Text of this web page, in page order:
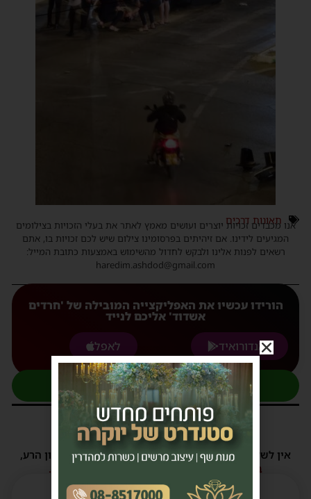
תאונות דרכים
אנו מכבדים זכויות יוצרים ועושים מאמץ לאתר את בעלי הזכויות בצילומים
המגיעים לידינו. אם זיהיתים בפרסומינו צילום שיש לכם זכויות בו, אתם
רשאים לפנות אלינו ולבקש לחדול מהשימוש באמצעות כתובת המייל:
haredim.ashdod@gmail.com
הורידו עכשיו את האפליקצייה המובילה של 'חרדים
אשדוד' אליכם לנייד
לאנדורואיד
לאפל
להצטרפות לקבוצת העדכונים בוואטסאפ
תגובות
אין לשלוח תגובות שאינם הולמות או מכילות דברי לשון הרע,
הסתה ורכילות.
במידה ולא ניתן להגיב - הכתבה סגורה לתגובות.